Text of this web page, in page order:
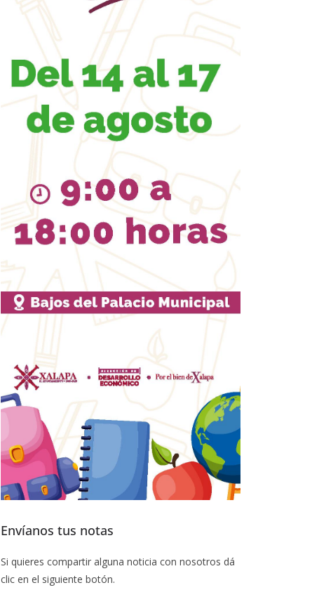
Envíanos tus notas
Si quieres compartir alguna noticia con nosotros dá
clic en el siguiente botón.